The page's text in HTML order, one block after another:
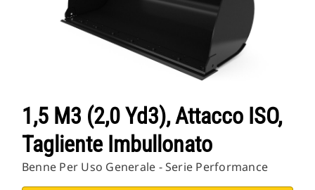
1,5 M3 (2,0 Yd3), Attacco ISO,
Tagliente Imbullonato
Benne Per Uso Generale - Serie Performance